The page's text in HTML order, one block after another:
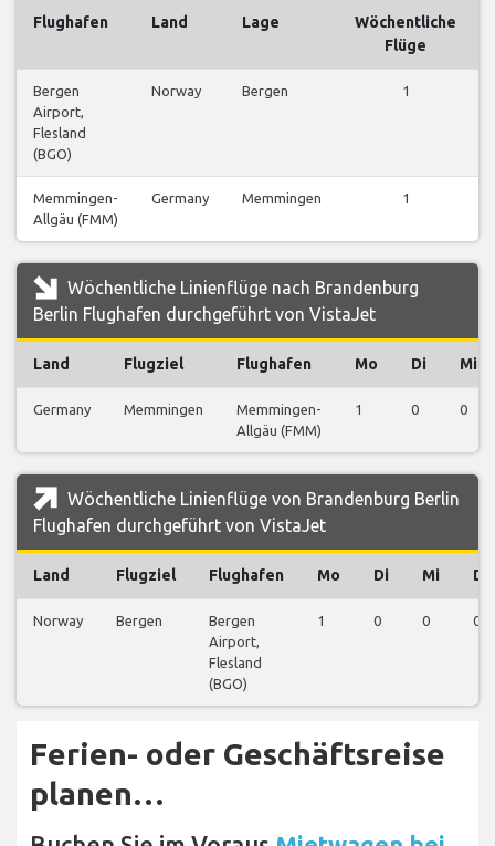
Flughafen Land Lage
Wöchentliche
Flüge
Bergen
Airport,
Flesland
(BGO)
Norway Bergen
1
Memmingen-
Allgäu (FMM)
Germany Memmingen
1
Wöchentliche Linienflüge nach Brandenburg
Berlin Flughafen durchgeführt von VistaJet
Land Flugziel Flughafen Mo Di Mi
Germany Memmingen
Memmingen-
Allgäu (FMM)
1 0 0
Wöchentliche Linienflüge von Brandenburg Berlin
Flughafen durchgeführt von VistaJet
Land Flugziel Flughafen Mo Di Mi Do
Norway Bergen
Bergen
Airport,
Flesland
(BGO)
1 0 0 0
Ferien- oder Geschäftsreise
planen…